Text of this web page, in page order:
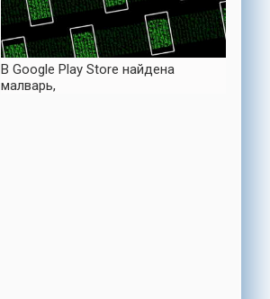
В Google Play Store найдена
малварь,